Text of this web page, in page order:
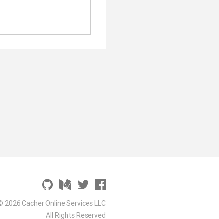
2026 Cacher Online Services LLC
All Rights Reserved